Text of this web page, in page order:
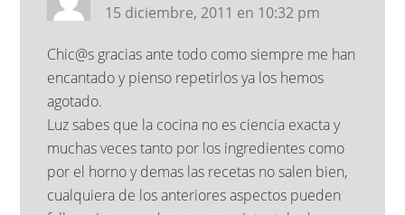
15 diciembre, 2011 en 10:32 pm
Chic@s gracias ante todo como siempre me han
encantado y pienso repetirlos ya los hemos
agotado.
Luz sabes que la cocina no es ciencia exacta y
muchas veces tanto por los ingredientes como
por el horno y demas las recetas no salen bien,
cualquiera de los anteriores aspectos pueden